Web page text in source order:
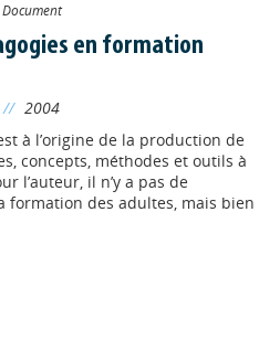
Document
en formation
// 2004
à l’origine de la production de
concepts, méthodes et outils à
l’auteur, il n’y a pas de
formation des adultes, mais bien